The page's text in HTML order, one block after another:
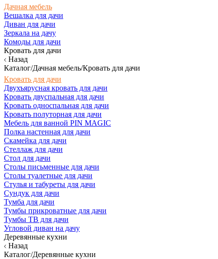
Дачная мебель
Вешалка для дачи
Диван для дачи
Зеркала на дачу
Комоды для дачи
Кровать для дачи
Назад
Каталог/Дачная мебель/Кровать для дачи
Кровать для дачи
Двухъярусная кровать для дачи
Кровать двуспальная для дачи
Кровать односпальная для дачи
Кровать полуторная для дачи
Мебель для ванной PIN MAGIC
Полка настенная для дачи
Скамейка для дачи
Стеллаж для дачи
Стол для дачи
Столы письменные для дачи
Столы туалетные для дачи
Стулья и табуреты для дачи
Сундук для дачи
Тумба для дачи
Тумбы прикроватные для дачи
Тумбы ТВ для дачи
Угловой диван на дачу
Деревянные кухни
Назад
Каталог/Деревянные кухни